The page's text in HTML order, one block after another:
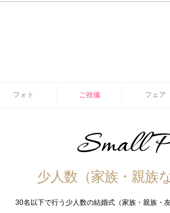
フォト ご祝儀 フェア
Small
少人数（家族・親族
30名以下で行う少人数の結婚式（家族・親族・